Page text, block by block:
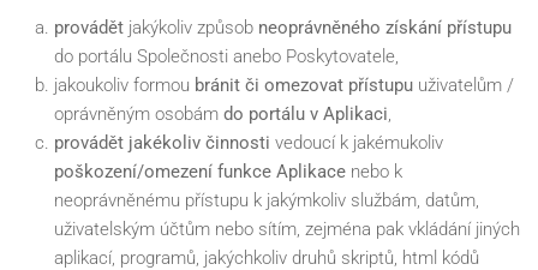
provádět jakýkoliv způsob neoprávněného získání přístupu
do portálu Společnosti anebo Poskytovatele,
jakoukoliv formou bránit či omezovat přístupu uživatelům /
oprávněným osobám do portálu v Aplikaci,
provádět jakékoliv činnosti vedoucí k jakémukoliv
poškození/omezení funkce Aplikace nebo k
neoprávněnému přístupu k jakýmkoliv službám, datům,
uživatelským účtům nebo sítím, zejména pak vkládání jiných
aplikací, programů, jakýchkoliv druhů skriptů, html kódů